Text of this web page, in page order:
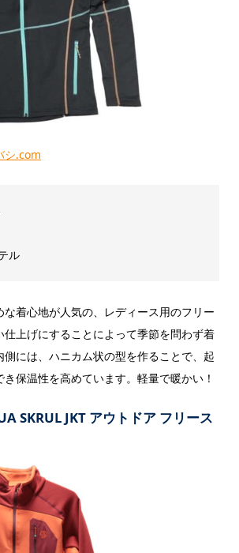
シ.com
ル
着心地が人気の、レディース用のフリー
仕上げにすることによって季節を問わず着
側には、ハニカム状の型を作ることで、起
保温性を高めています。軽量で暖かい！
SKRUL JKT アウトドア フリース